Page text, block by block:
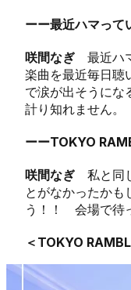
ーー最近ハマって
咲間なぎ 最近ハ
楽曲を最近毎日聴
で涙が出そうにな
計り知れません。
ーーTOKYO
咲間なぎ 私と同
とがなかったか
う！！ 会場で待
＜TOKYO